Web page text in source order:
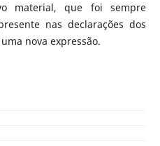
material, que foi sempre
nas declarações dos
nova expressão.